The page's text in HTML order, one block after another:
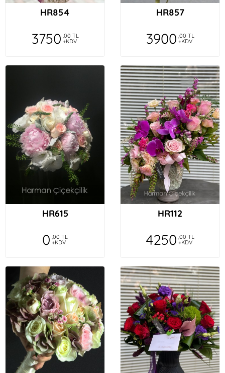
HR854
3750 ,00 TL
+KDV
HR857
3900 ,00 TL
+KDV
HR615
0 ,00 TL
+KDV
HR112
4250 ,00 TL
+KDV